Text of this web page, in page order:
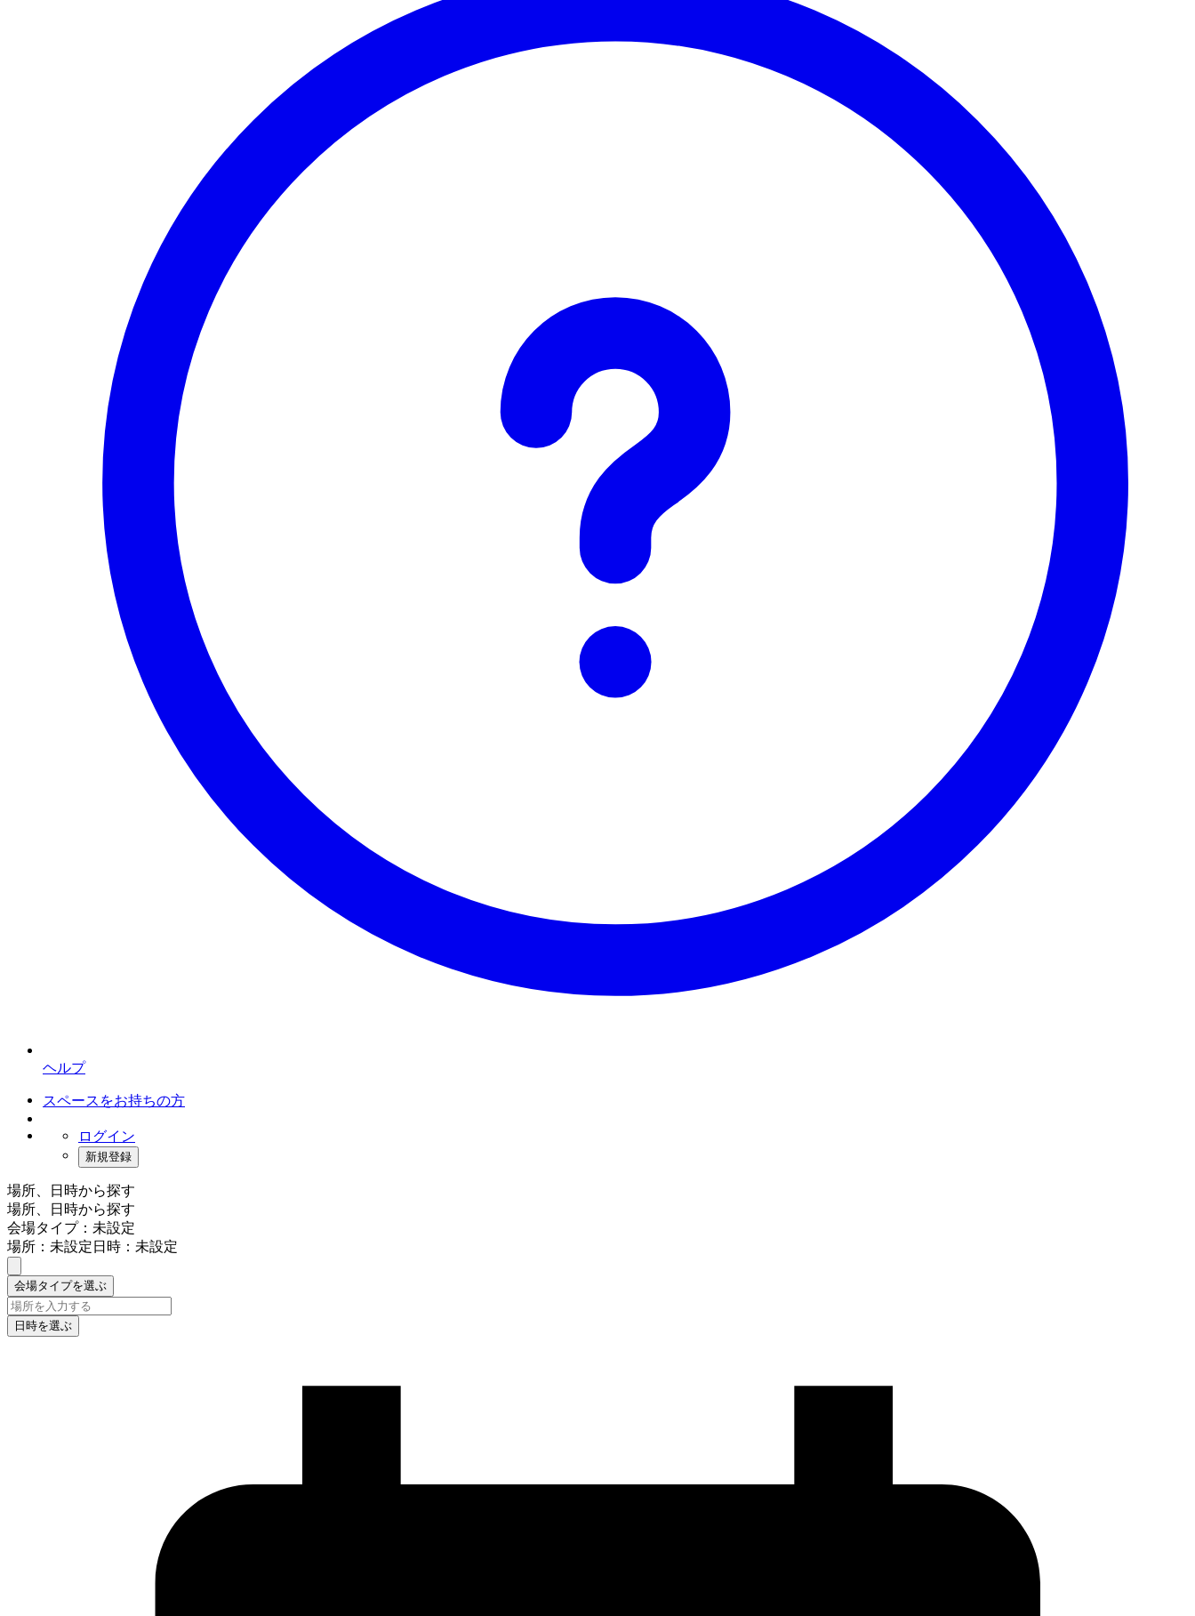
ヘルプ
スペースをお持ちの方
ログイン
新規登録
場所、日時から探す
場所、日時から探す
会場タイプ：未設定
場所：未設定日時：未設定
会場タイプを選ぶ
日時を選ぶ